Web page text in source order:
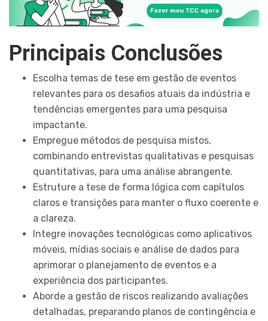
Principais Conclusões
Escolha temas de tese em gestão de eventos
relevantes para os desafios atuais da indústria e
tendências emergentes para uma pesquisa
impactante.
Empregue métodos de pesquisa mistos,
combinando entrevistas qualitativas e pesquisas
quantitativas, para uma análise abrangente.
Estruture a tese de forma lógica com capítulos
claros e transições para manter o fluxo coerente e
a clareza.
Integre inovações tecnológicas como aplicativos
móveis, mídias sociais e análise de dados para
aprimorar o planejamento de eventos e a
experiência dos participantes.
Aborde a gestão de riscos realizando avaliações
detalhadas, preparando planos de contingência e